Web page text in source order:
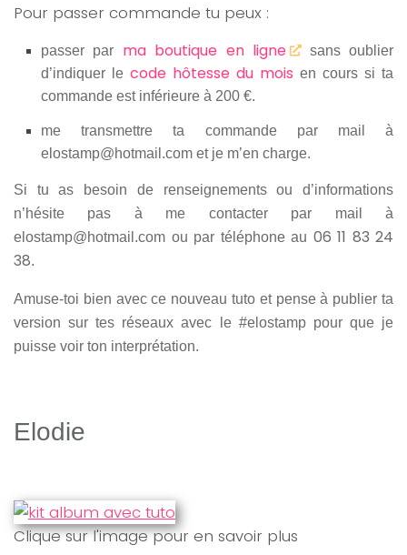
Pour passer commande tu peux :
passer par ma boutique en ligne
sans oublier
d’indiquer le code hôtesse du mois en cours si ta
commande est inférieure à 200 €.
me transmettre ta commande par mail à
elostamp@hotmail.com et je m’en charge.
Si tu as besoin de renseignements ou d’informations
n’hésite pas à me contacter par mail à
elostamp@hotmail.com ou par téléphone au 06 11 83 24
38.
Amuse-toi bien avec ce nouveau tuto et pense à publier ta
version sur tes réseaux avec le #elostamp pour que je
puisse voir ton interprétation.
Elodie
Clique sur l'image pour en savoir plus